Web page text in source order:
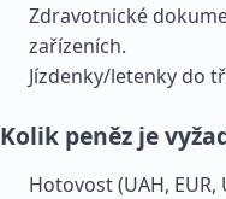
Zdravotnické
zařízeních.
Jízdenky/letenky do
Kolik peněz je
Hotovost (UAH, EUR,